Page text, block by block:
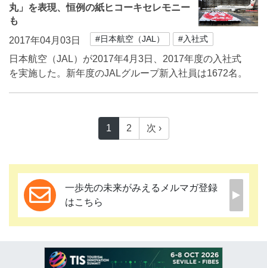
丸」を表現、恒例の紙ヒコーキセレモニー
も
2017年04月03日
#日本航空（JAL） #入社式
日本航空（JAL）が2017年4月3日、2017年度の入社式
を実施した。新年度のJALグループ新入社員は1672名。
1 2 次 ›
一歩先の未来がみえるメルマガ登録
はこちら